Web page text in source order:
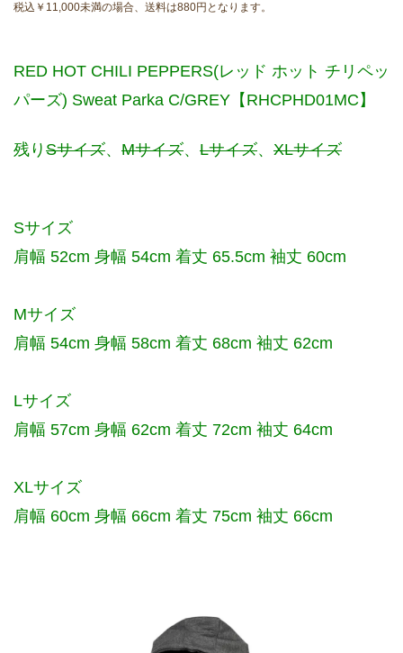
税込￥11,000未満の場合、送料は880円となります。
RED HOT CHILI PEPPERS(レッド ホット チリペッ
パーズ) Sweat Parka C/GREY【RHCPHD01MC】
残り Sサイズ、 Mサイズ、 Lサイズ、 XLサイズ
Sサイズ
肩幅 52cm 身幅 54cm 着丈 65.5cm 袖丈 60cm
Mサイズ
肩幅 54cm 身幅 58cm 着丈 68cm 袖丈 62cm
Lサイズ
肩幅 57cm 身幅 62cm 着丈 72cm 袖丈 64cm
XLサイズ
肩幅 60cm 身幅 66cm 着丈 75cm 袖丈 66cm